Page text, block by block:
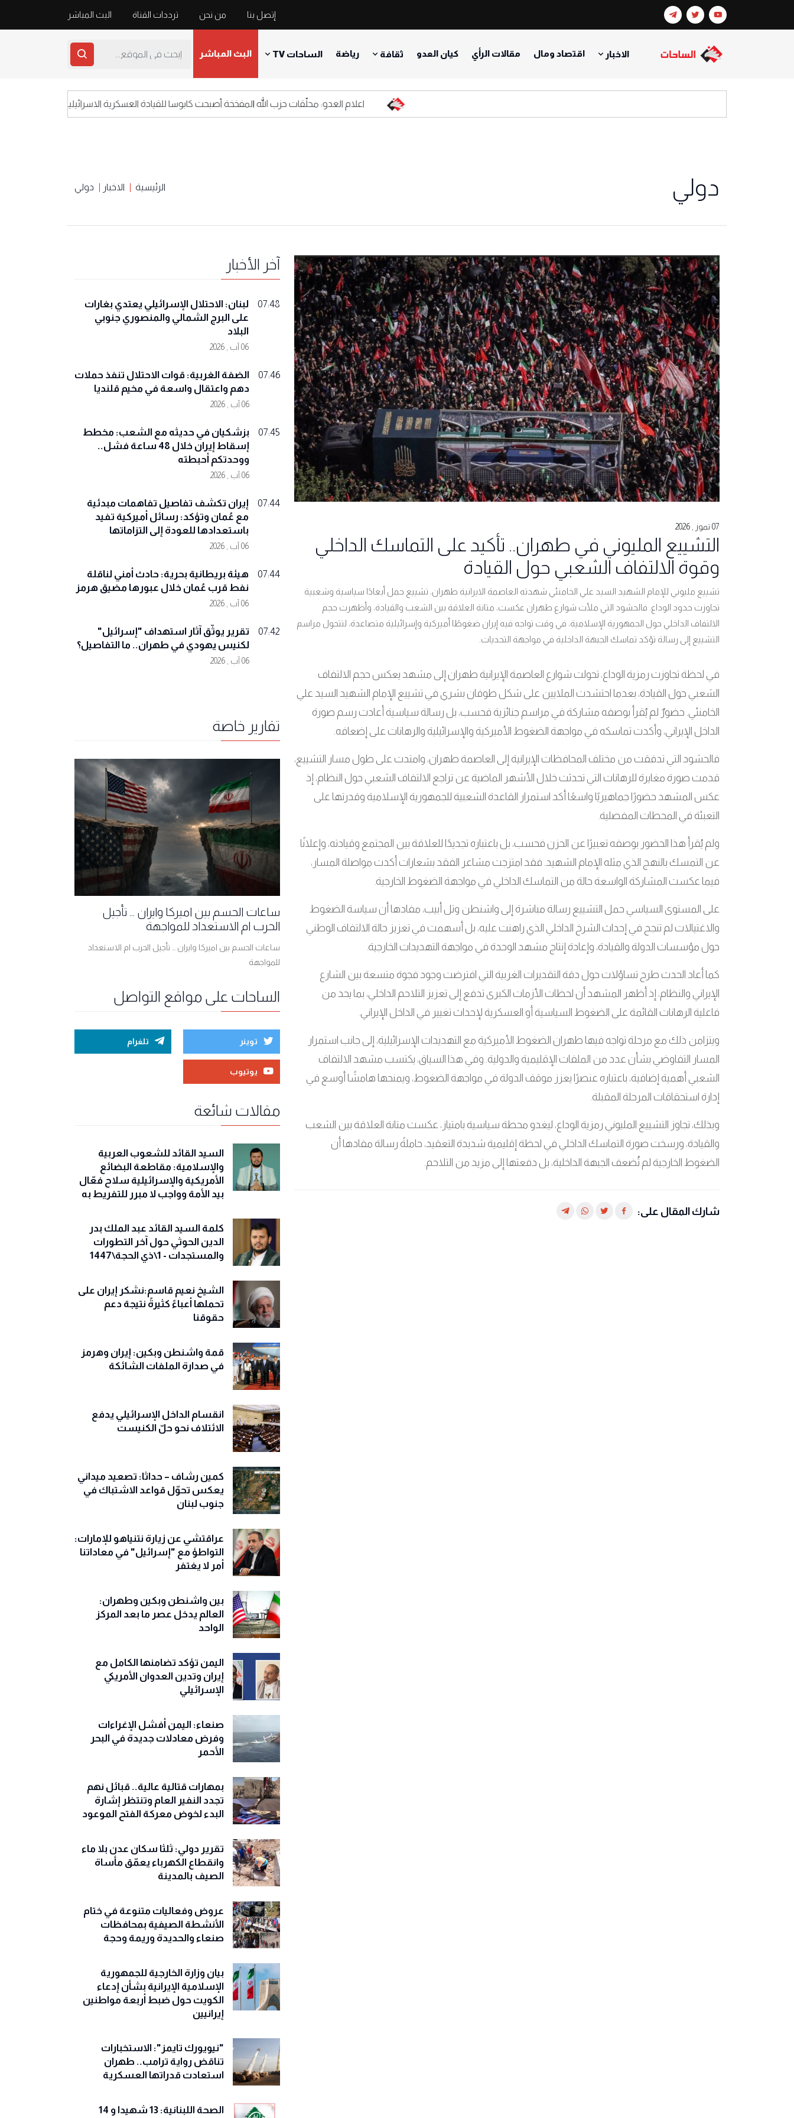
إتصل بنا من نحن ترددات القناة البث المباشر
الاخبار اقتصاد ومال مقالات الرأي كيان العدو ثقافة رياضة الساحات TV البث المباشر
اعلام العدو: محلّقات حزب الله المفخخة أصبحت كابوسا للقيادة العسكرية الاسرائيلية
دولي الرئيسية الاخبار دولي
07 تموز , 2026
التشييع المليوني في طهران.. تأكيد على التماسك الداخلي
وقوة الالتفاف الشعبي حول القيادة
تشييع مليوني للإمام الشهيد السيد علي الخامنئي شهدته العاصمة الايرانية طهران، تشييع حمل أبعادًا سياسية وشعبية
تجاوزت حدود الوداع. فالحشود التي ملأت شوارع طهران عكست، متانة العلاقة بين الشعب والقيادة، وأظهرت حجم
الالتفاف الداخلي حول الجمهورية الإسلامية، في وقت تواجه فيه إيران ضغوطًا أميركية وإسرائيلية متصاعدة، لتتحول مراسم
التشييع إلى رسالة تؤكد تماسك الجبهة الداخلية في مواجهة التحديات.
في لحظة تجاوزت رمزية الوداع، تحولت شوارع العاصمة الإيرانية طهران إلى مشهد يعكس حجم الالتفاف
الشعبي حول القيادة، بعدما احتشدت الملايين على شكل طوفان بشري في تشييع الإمام الشهيد السيد علي
الخامنئي. حضورٌ لم يُقرأ بوصفه مشاركة في مراسم جنائزية فحسب، بل رسالة سياسية أعادت رسم صورة
الداخل الإيراني، وأكدت تماسكه في مواجهة الضغوط الأميركية والإسرائيلية والرهانات على إضعافه.
فالحشود التي تدفقت من مختلف المحافظات الإيرانية إلى العاصمة طهران، وامتدت على طول مسار التشييع،
قدمت صورة مغايرة للرهانات التي تحدثت خلال الأشهر الماضية عن تراجع الالتفاف الشعبي حول النظام، إذ
عكس المشهد حضورًا جماهيريًا واسعًا أكد استمرار القاعدة الشعبية للجمهورية الإسلامية وقدرتها على
التعبئة في المحطات المفصلية
ولم يُقرأ هذا الحضور بوصفه تعبيرًا عن الحزن فحسب، بل باعتباره تجديدًا للعلاقة بين المجتمع وقيادته، وإعلانًا
عن التمسك بالنهج الذي مثله الإمام الشهيد. فقد امتزجت مشاعر الفقد بشعارات أكدت مواصلة المسار،
فيما عكست المشاركة الواسعة حالة من التماسك الداخلي في مواجهة الضغوط الخارجية
على المستوى السياسي حمل التشييع رسالة مباشرة إلى واشنطن وتل أبيب، مفادها أن سياسة الضغوط
والاغتيالات لم تنجح في إحداث الشرخ الداخلي الذي راهنت عليه، بل أسهمت في تعزيز حالة الالتفاف الوطني
حول مؤسسات الدولة والقيادة، وإعادة إنتاج مشهد الوحدة في مواجهة التهديدات الخارجية
كما أعاد الحدث طرح تساؤلات حول دقة التقديرات الغربية التي افترضت وجود فجوة متسعة بين الشارع
الإيراني والنظام، إذ أظهر المشهد أن لحظات الأزمات الكبرى تدفع إلى تعزيز التلاحم الداخلي، بما يحد من
فاعلية الرهانات القائمة على الضغوط السياسية أو العسكرية لإحداث تغيير في الداخل الإيراني
ويتزامن ذلك مع مرحلة تواجه فيها طهران الضغوط الأميركية مع التهديدات الإسرائيلية، إلى جانب استمرار
المسار التفاوضي بشأن عدد من الملفات الإقليمية والدولية. وفي هذا السياق، يكتسب مشهد الالتفاف
الشعبي أهمية إضافية، باعتباره عنصرًا يعزز موقف الدولة في مواجهة الضغوط، ويمنحها هامشًا أوسع في
إدارة استحقاقات المرحلة المقبلة
وبذلك، تجاوز التشييع المليوني رمزية الوداع، ليغدو محطة سياسية بامتياز، عكست متانة العلاقة بين الشعب
والقيادة، ورسخت صورة التماسك الداخلي في لحظة إقليمية شديدة التعقيد، حاملةً رسالة مفادها أن
الضغوط الخارجية لم تُضعف الجبهة الداخلية، بل دفعتها إلى مزيد من التلاحم.
شارك المقال على:
آخر الأخبار
07:48
لبنان: الاحتلال الإسرائيلي يعتدي بغارات
على البرج الشمالي والمنصوري جنوبي
البلاد
06 آب , 2026
07:46
الضفة الغربية: قوات الاحتلال تنفذ حملات
دهم واعتقال واسعة في مخيم قلنديا
06 آب , 2026
07:45
بزشكيان في حديثه مع الشعب: مخطط
إسقاط إيران خلال 48 ساعة فشل..
ووحدتكم أحبطته
06 آب , 2026
07:44
إيران تكشف تفاصيل تفاهمات مبدئية
مع عُمان وتؤكد: رسائل أميركية تفيد
باستعدادها للعودة إلى التزاماتها
06 آب , 2026
07:44
هيئة بريطانية بحرية: حادث أمني لناقلة
نفط قرب عُمان خلال عبورها مضيق هرمز
06 آب , 2026
07:42
تقرير يوثّق آثار استهداف "إسرائيل"
لكنيس يهودي في طهران.. ما التفاصيل؟
06 آب , 2026
تقارير خاصة
ساعات الحسم بين اميركا وايران ... تأجيل
الحرب ام الاستعداد للمواجهة
ساعات الحسم بين اميركا وايران ... تأجيل الحرب ام الاستعداد
للمواجهة
الساحات على مواقع التواصل
توينر تلغرام
يوتيوب
مقالات شائعة
السيد القائد للشعوب العربية
والإسلامية: مقاطعة البضائع
الأمريكية والإسرائيلية سلاح فعّال
بيد الأمة وواجب لا مبرر للتفريط به
كلمة السيد القائد عبد الملك بدر
الدين الحوثي حول آخر التطورات
والمستجدات - 1\ذي الحجة\1447
الشيخ نعيم قاسم:نشكر إيران على
تحملها أعباءً كثيرةً نتيجة دعم
حقوقنا
قمة واشنطن وبكين: إيران وهرمز
في صدارة الملفات الشائكة
انقسام الداخل الإسرائيلي يدفع
الائتلاف نحو حلّ الكنيست
كمين رشاف – حداثا: تصعيد ميداني
يعكس تحوّل قواعد الاشتباك في
جنوب لبنان
عراقتشي عن زيارة نتنياهو للإمارات:
التواطؤ مع "إسرائيل" في معاداتنا
أمر لا يغتفر
بين واشنطن وبكين وطهران:
العالم يدخل عصر ما بعد المركز
الواحد
اليمن تؤكد تضامنها الكامل مع
إيران وتدين العدوان الأمريكي
الإسرائيلي
صنعاء: اليمن أفشل الإغراءات
وفرض معادلات جديدة في البحر
الأحمر
بمهارات قتالية عالية.. قبائل نهم
تجدد النفير العام وتنتظر إشارة
البدء لخوض معركة الفتح الموعود
تقرير دولي: ثلثا سكان عدن بلا ماء
وانقطاع الكهرباء يعمّق مأساة
الصيف بالمدينة
عروض وفعاليات متنوعة في ختام
الأنشطة الصيفية بمحافظات
صنعاء والحديدة وريمة وحجة
‏بيان وزارة الخارجية للجمهورية
الإسلامية الإيرانية بشأن إدعاء
الكويت حول ضبط أربعة مواطنين
إيرانيين
"نيويورك تايمز": الاستخبارات
تناقض رواية ترامب.. طهران
استعادت قدراتها العسكرية
الصحة اللبنانية: 13 شهيدا و 14